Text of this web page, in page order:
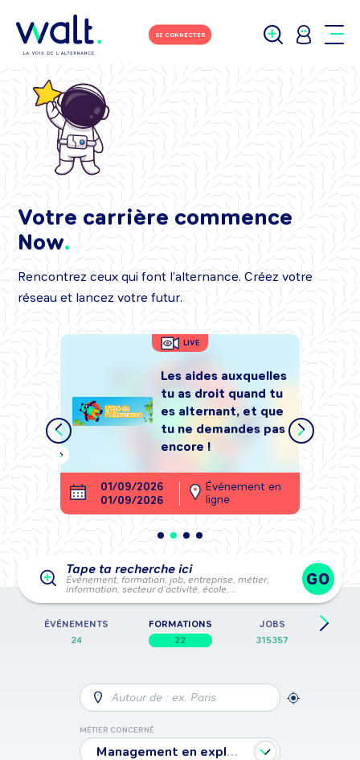
SE CONNECTER
Votre carrière commence
Now
Rencontrez ceux qui font l’alternance. Créez votre
réseau et lancez votre futur.
LIVE
Les aides auxquelles
tu as droit quand tu
es alternant, et que
tu ne demandes pas
encore !
01/09/2026
01/09/2026
Événement en
ligne
Tape ta recherche ici
Événement, formation, job, entreprise, métier,
information, secteur d’activité, école,…
GO
ÉVÉNEMENTS
24
FORMATIONS
22
JOBS
315357
Autour de : ex. Paris
MÉTIER CONCERNÉ
Management en exploitation bancaire